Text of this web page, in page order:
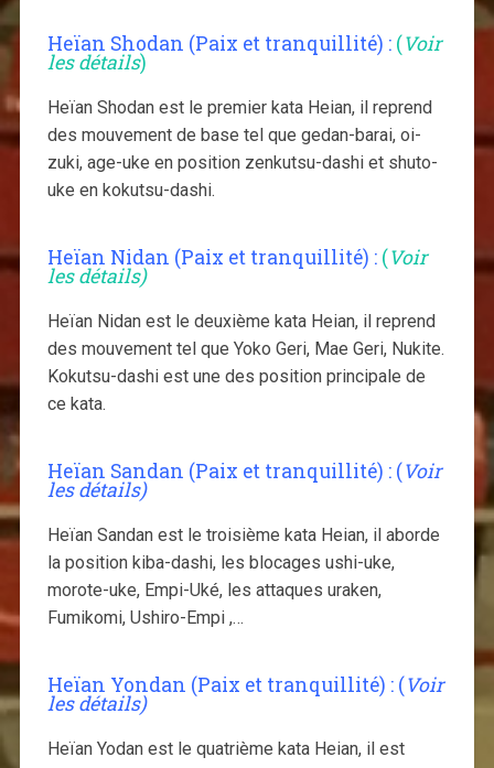
Heïan Shodan (Paix et tranquillité) : (Voir
les détails)
Heïan Shodan est le premier kata Heian, il reprend
des mouvement de base tel que gedan-barai, oi-
zuki, age-uke en position zenkutsu-dashi et shuto-
uke en kokutsu-dashi.
Heïan Nidan (Paix et tranquillité) : (Voir
les détails)
Heïan Nidan est le deuxième kata Heian, il reprend
des mouvement tel que Yoko Geri, Mae Geri, Nukite.
Kokutsu-dashi est une des position principale de
ce kata.
Heïan Sandan (Paix et tranquillité) : (Voir
les détails)
Heïan Sandan est le troisième kata Heian, il aborde
la position kiba-dashi, les blocages ushi-uke,
morote-uke, Empi-Uké, les attaques uraken,
Fumikomi, Ushiro-Empi ,…
Heïan Yondan (Paix et tranquillité) : (Voir
les détails)
Heïan Yodan est le quatrième kata Heian, il est